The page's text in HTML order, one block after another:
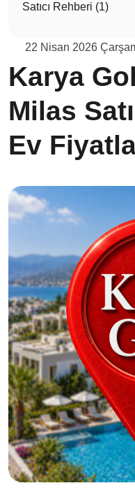
Satıcı Rehberi (1)
22 Nisan 2026
Karya
Milas
Ev